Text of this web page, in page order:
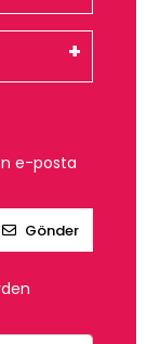
e-posta
Gönder